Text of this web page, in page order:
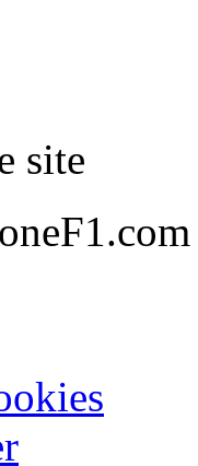
site